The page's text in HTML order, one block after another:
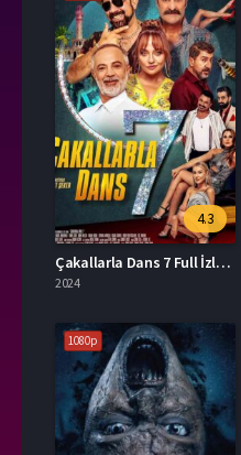
4.3
Çakallarla Dans 7 Full İzle HD
2024
1080p